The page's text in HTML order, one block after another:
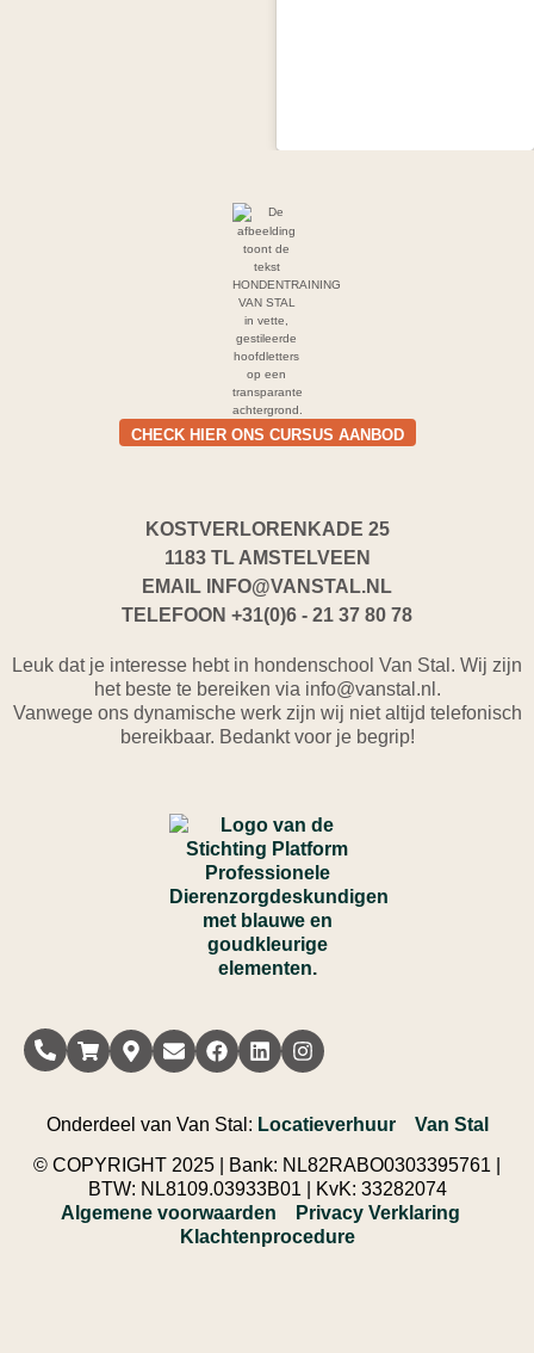
CHECK HIER ONS CURSUS AANBOD
KOSTVERLORENKADE 25
1183 TL AMSTELVEEN
EMAIL
INFO@VANSTAL.NL
TELEFOON +31(0)6 - 21 37 80 78
Leuk dat je interesse hebt in hondenschool Van Stal. Wij zijn
het beste te bereiken via info@vanstal.nl.
Vanwege ons dynamische werk zijn wij niet altijd telefonisch
bereikbaar. Bedankt voor je begrip!
Onderdeel van Van Stal: Locatieverhuur|| Van Stal
© COPYRIGHT 2025 | Bank: NL82RABO0303395761 |
BTW: NL8109.03933B01 | KvK: 33282074
Algemene voorwaarden
Privacy Verklaring
Klachtenprocedure